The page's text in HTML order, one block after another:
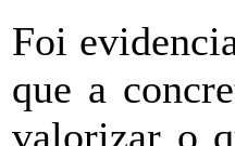
Foi
que a
valorizar o